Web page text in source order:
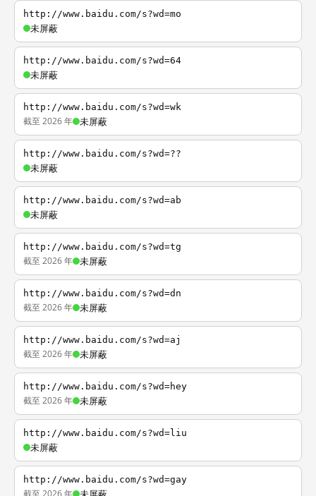
http://www.baidu.com/s?wd=mo
未屏蔽
http://www.baidu.com/s?wd=64
未屏蔽
http://www.baidu.com/s?wd=wk
截至 2026 年 未屏蔽
http://www.baidu.com/s?wd=??
未屏蔽
http://www.baidu.com/s?wd=ab
未屏蔽
http://www.baidu.com/s?wd=tg
截至 2026 年 未屏蔽
http://www.baidu.com/s?wd=dn
截至 2026 年 未屏蔽
http://www.baidu.com/s?wd=aj
截至 2026 年 未屏蔽
http://www.baidu.com/s?wd=hey
截至 2026 年 未屏蔽
http://www.baidu.com/s?wd=liu
未屏蔽
http://www.baidu.com/s?wd=gay
截至 2026 年